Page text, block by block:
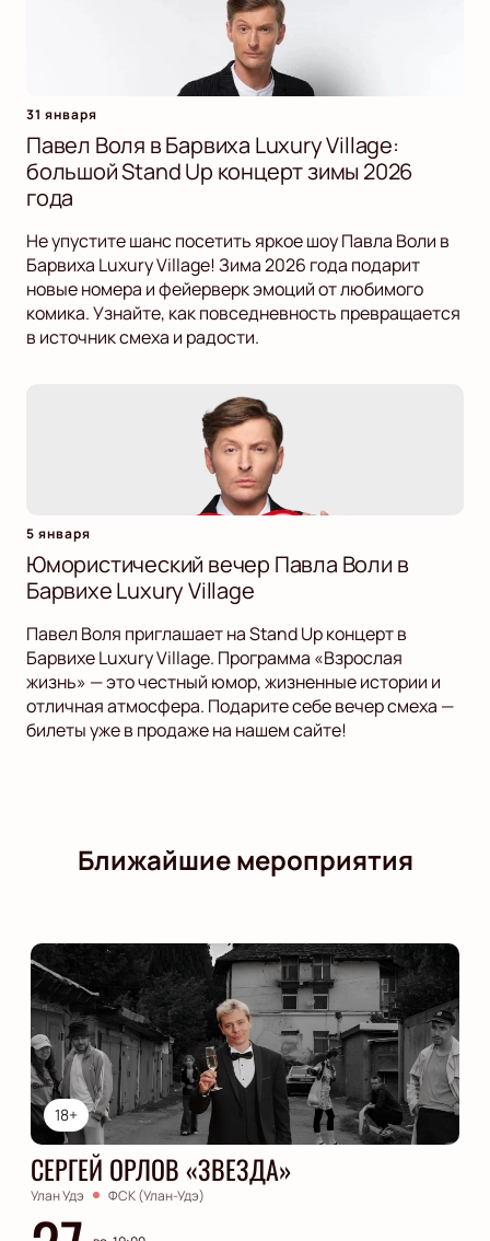
31 января
Павел Воля в Барвиха Luxury Village:
большой Stand Up концерт зимы 2026
года
Не упустите шанс посетить яркое шоу Павла Воли в
Барвиха Luxury Village! Зима 2026 года подарит
новые номера и фейерверк эмоций от любимого
комика. Узнайте, как повседневность превращается
в источник смеха и радости.
5 января
Юмористический вечер Павла Воли в
Барвихе Luxury Village
Павел Воля приглашает на Stand Up концерт в
Барвихе Luxury Village. Программа «Взрослая
жизнь» — это честный юмор, жизненные истории и
отличная атмосфера. Подарите себе вечер смеха —
билеты уже в продаже на нашем сайте!
Ближайшие мероприятия
18+
СЕРГЕЙ ОРЛОВ «ЗВЕЗДА»
Улан Удэ ФСК (Улан-Удэ)